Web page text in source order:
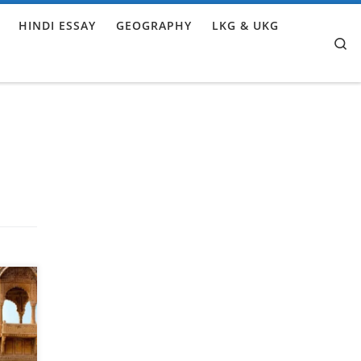
HINDI ESSAY GEOGRAPHY LKG & UKG